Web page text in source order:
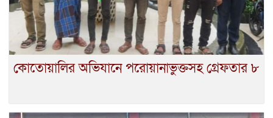
কোতোয়ালির অভিযানে পরোয়ানাভুক্তসহ গ্রেফতার ৮